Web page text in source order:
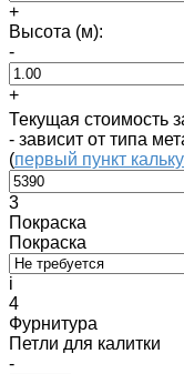
+
Высота (м):
-
+
Текущая стоимость
- зависит от типа
(первый пункт
3
Покраска
Покраска
i
4
Фурнитура
Петли для калитки
-